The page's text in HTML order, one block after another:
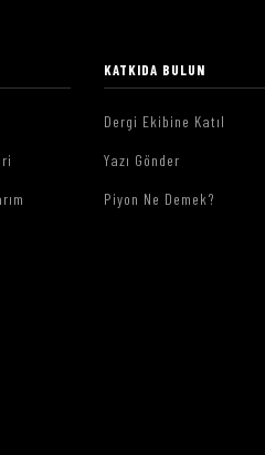
KATKIDA BULUN
Dergi Ekibine Katıl
Yazı Gönder
Piyon Ne Demek?